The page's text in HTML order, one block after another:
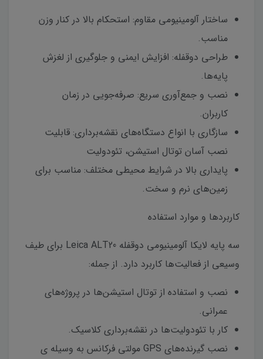
ساختار آلومینیومی مقاوم: استحکام بالا در کنار وزن
مناسب.
طراحی دوقفله: افزایش ایمنی و جلوگیری از لغزش
پایه‌ها.
نصب و جمع‌آوری سریع: صرفه‌جویی در زمان
کاربران.
سازگاری با انواع دستگاه‌های نقشه‌برداری: قابلیت
نصب آسان توتال استیشن، تئودولیت
پایداری بالا در شرایط محیطی مختلف: مناسب برای
زمین‌های نرم و سخت.
کاربردها و موارد استفاده
سه پایه لایکا آلومینیومی دوقفله Leica ALT20 برای طیف
وسیعی از فعالیت‌ها کاربرد دارد. از جمله:
نصب و استفاده از توتال استیشن‌ها در پروژه‌های
عمرانی.
کار با تئودولیت‌ها در نقشه‌برداری کلاسیک.
نصب گیرنده‌های GPS مولتی فرکانس به وسیله ی